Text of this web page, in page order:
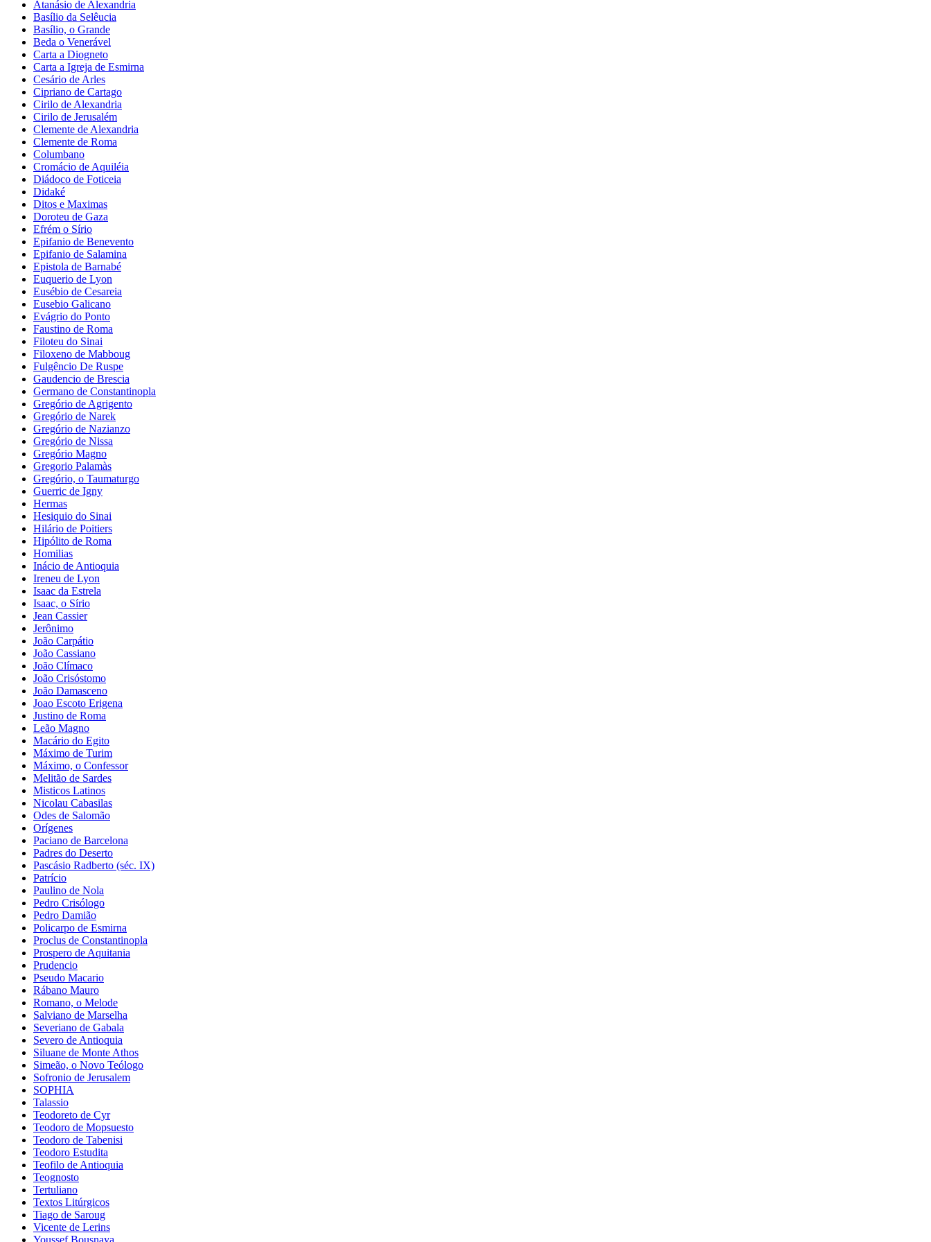
Atanásio de Alexandria
Basílio da Selêucia
Basílio, o Grande
Beda o Venerável
Carta a Diogneto
Carta a Igreja de Esmirna
Cesário de Arles
Cipriano de Cartago
Cirilo de Alexandria
Cirilo de Jerusalém
Clemente de Alexandria
Clemente de Roma
Columbano
Cromácio de Aquiléia
Diádoco de Foticeia
Didaké
Ditos e Maximas
Doroteu de Gaza
Efrém o Sírio
Epifanio de Benevento
Epifanio de Salamina
Epistola de Barnabé
Euquerio de Lyon
Eusébio de Cesareia
Eusebio Galicano
Evágrio do Ponto
Faustino de Roma
Filoteu do Sinai
Filoxeno de Mabboug
Fulgêncio De Ruspe
Gaudencio de Brescia
Germano de Constantinopla
Gregório de Agrigento
Gregório de Narek
Gregório de Nazianzo
Gregório de Nissa
Gregório Magno
Gregorio Palamàs
Gregório, o Taumaturgo
Guerric de Igny
Hermas
Hesiquio do Sinai
Hilário de Poitiers
Hipólito de Roma
Homilias
Inácio de Antioquia
Ireneu de Lyon
Isaac da Estrela
Isaac, o Sírio
Jean Cassier
Jerônimo
João Carpátio
João Cassiano
João Clímaco
João Crisóstomo
João Damasceno
Joao Escoto Erigena
Justino de Roma
Leão Magno
Macário do Egito
Máximo de Turim
Máximo, o Confessor
Melitão de Sardes
Misticos Latinos
Nicolau Cabasilas
Odes de Salomão
Orígenes
Paciano de Barcelona
Padres do Deserto
Pascásio Radberto (séc. IX)
Patrício
Paulino de Nola
Pedro Crisólogo
Pedro Damião
Policarpo de Esmirna
Proclus de Constantinopla
Prospero de Aquitania
Prudencio
Pseudo Macario
Rábano Mauro
Romano, o Melode
Salviano de Marselha
Severiano de Gabala
Severo de Antioquia
Siluane de Monte Athos
Simeão, o Novo Teólogo
Sofronio de Jerusalem
SOPHIA
Talassio
Teodoreto de Cyr
Teodoro de Mopsuesto
Teodoro de Tabenisi
Teodoro Estudita
Teofilo de Antioquia
Teognosto
Tertuliano
Textos Litúrgicos
Tiago de Saroug
Vicente de Lerins
Youssef Bousnaya